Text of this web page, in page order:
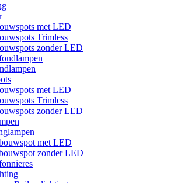
met LED
Trimless
zonder LED
met LED
Trimless
zonder LED
met LED
zonder LED